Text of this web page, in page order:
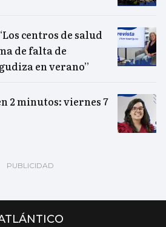
centros de salud
de falta de
en verano”
2 minutos: viernes 7